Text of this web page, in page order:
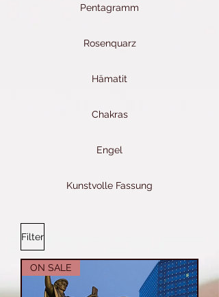
Pentagramm
Rosenquarz
Hämatit
Chakras
Engel
Kunstvolle Fassung
Filter
ON SALE